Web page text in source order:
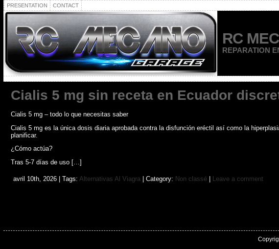
PRESENTATION CONTACT
RC
REPARATION
Cialis 5 mg sin receta en Ecuador
Cialis 5 mg – todo lo que necesitas saber
Cialis 5 mg es la única dosis diaria aprobada contra la disfunción eréctil así como la
planificar.
¿Cómo actúa?
Tras 5-7 días de uso […]
avril 10th, 2026 | Tags: Alternativas Al Viagra | Category: Non classé| Leave a comment